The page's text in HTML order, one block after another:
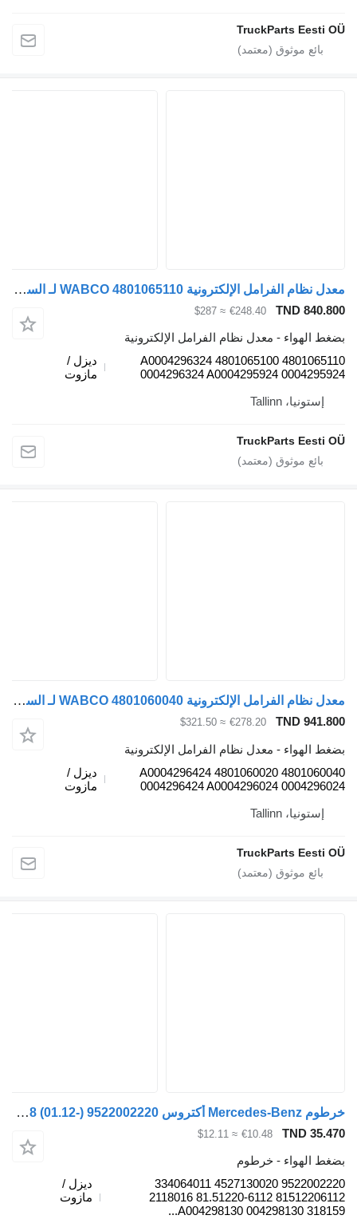
TruckParts
معدل نظام الفرامل الإلكترونية WABCO 4801065110 لـ السيارات القاطرة Mercedes-Benz Antos, Arocs, Actros MP4 (2012-)
TND
€248.40
≈ $287
- معدل نظام الفرامل الإلكترونية
4801065110 4801065100 A0004296324
0004296324 A0004295924
ديزل /
مازوت
TruckParts
معدل نظام الفرامل الإلكترونية WABCO 4801060040 لـ السيارات القاطرة Mercedes-Benz Antos, Arocs, Actros MP4 (2012-)
TND
€278.20
≈ $321.50
- معدل نظام الفرامل الإلكترونية
4801060040 4801060020 A0004296424
0004296424 A0004296024
ديزل /
مازوت
TruckParts
خرطوم Mercedes-Benz أكتروس mp4 1848 (01.12-) 9522002220 لـ السيارات القاطرة Mercedes-Benz Actros MP4 Antos Arocs (2012-)
TND
€10.48
≈ $12.11
- خرطوم
9522002220 4527130020 334064011
81512206112 81.51220-6112 2118016